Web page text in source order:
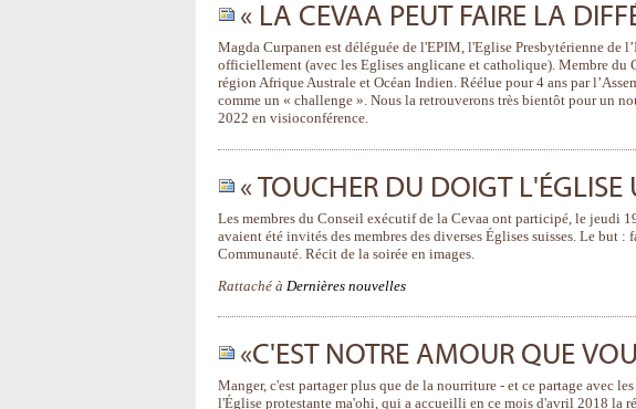
« LA CEVAA PEUT FAIRE LA
Magda Curpanen est déléguée de l'EPIM, l'Eglise Presbytérienne de
officiellement (avec les Eglises anglicane et catholique). Membre du
région Afrique Australe et Océan Indien. Réélue pour 4 ans par
comme un « challenge ». Nous la retrouverons très bientôt pour un
2022 en visioconférence.
« TOUCHER DU DOIGT L'ÉGLISE
Les membres du Conseil exécutif de la Cevaa ont participé, le jeudi
avaient été invités des membres des diverses Églises suisses. Le but
Communauté. Récit de la soirée en images.
Rattaché à Dernières nouvelles
«C'EST NOTRE AMOUR QUE
Manger, c'est partager plus que de la nourriture - et ce partage avec
l'Église protestante ma'ohi, qui a accueilli en ce mois d'avril 2018 la